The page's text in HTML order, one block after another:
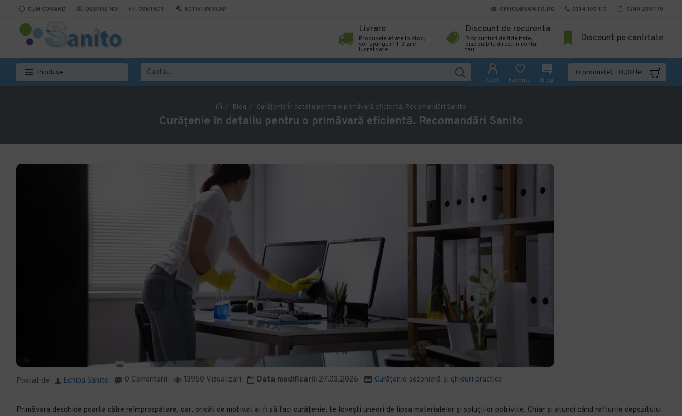
CUM COMAND DESPRE NOI CONTACT ACTIVI IN SEAP OFFICE@SANITO.RO 0314 100 110 0740 230 170
Livrare
Produsele aflate in stoc,
vor ajunge in 1-3 zile
lucratoare
Discount de recurenta
Discounturi de fidelitate,
disponibile direct in contul
tau!
Discount pe cantitate
Produse
Cont Favorite Blog
0 produs(e) - 0,00 lei
Blog Curățenie în detaliu pentru o primăvară eficientă. Recomandări Sanito
Curățenie în detaliu pentru o primăvară eficientă. Recomandări Sanito
Postat de Echipa Sanito 0 Comentarii 13950 Vizualizari Data modificarii: 27.03.2026 Curățenie sezonieră și ghiduri practice
Primăvara deschide poarta către reîmprospătare, dar, oricât de motivat ai fi să faci curățenie, te lovești uneori de lipsa materialelor și soluțiilor potrivite. Chiar și atunci când rafturile depozitului